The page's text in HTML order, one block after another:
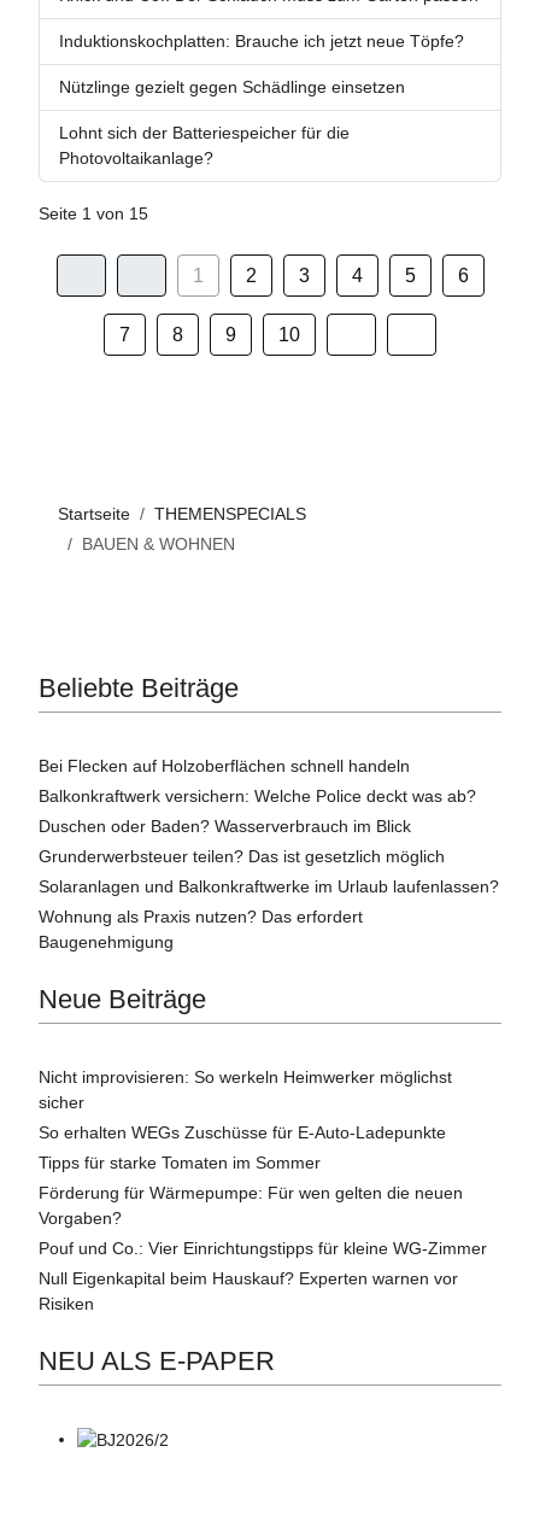
Induktionskochplatten: Brauche ich jetzt neue Töpfe?
Nützlinge gezielt gegen Schädlinge einsetzen
Lohnt sich der Batteriespeicher für die
Photovoltaikanlage?
Seite 1 von 15
1 2 3 4 5 6
7 8 9 10
Startseite
THEMENSPECIALS
BAUEN & WOHNEN
Beliebte Beiträge
Bei Flecken auf Holzoberflächen schnell handeln
Balkonkraftwerk versichern: Welche Police deckt was ab?
Duschen oder Baden? Wasserverbrauch im Blick
Grunderwerbsteuer teilen? Das ist gesetzlich möglich
Solaranlagen und Balkonkraftwerke im Urlaub laufenlassen?
Wohnung als Praxis nutzen? Das erfordert
Baugenehmigung
Neue Beiträge
Nicht improvisieren: So werkeln Heimwerker möglichst
sicher
So erhalten WEGs Zuschüsse für E-Auto-Ladepunkte
Tipps für starke Tomaten im Sommer
Förderung für Wärmepumpe: Für wen gelten die neuen
Vorgaben?
Pouf und Co.: Vier Einrichtungstipps für kleine WG-Zimmer
Null Eigenkapital beim Hauskauf? Experten warnen vor
Risiken
NEU ALS E-PAPER